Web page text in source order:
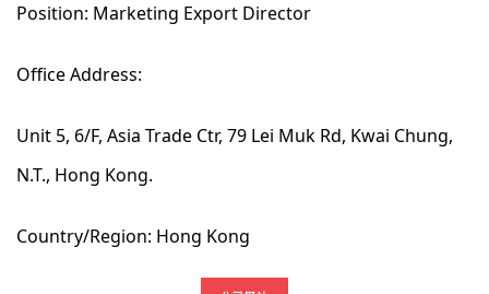
Position: Marketing Export Director
Office Address:
Unit 5, 6/F, Asia Trade Ctr, 79 Lei Muk Rd, Kwai Chung,
N.T., Hong Kong.
Country/Region: Hong Kong